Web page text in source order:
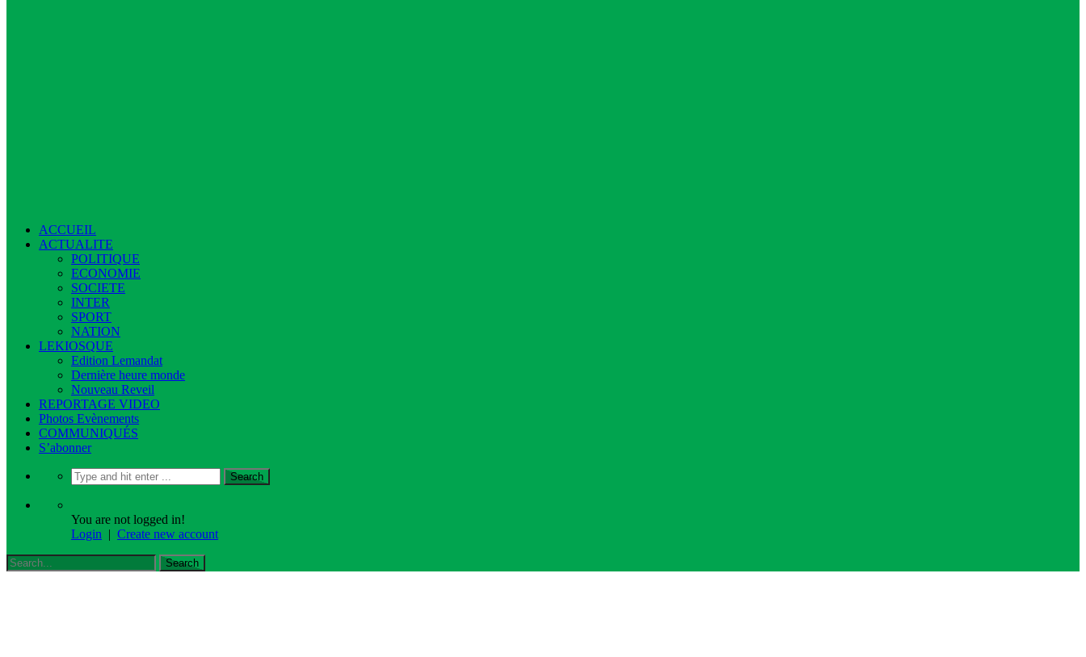
ACCUEIL
ACTUALITE
POLITIQUE
ECONOMIE
SOCIETE
INTER
SPORT
NATION
LEKIOSQUE
Edition Lemandat
Dernière heure monde
Nouveau Reveil
REPORTAGE VIDEO
Photos Evènements
COMMUNIQUÉS
S’abonner
You are not logged in!
Login | Create new account